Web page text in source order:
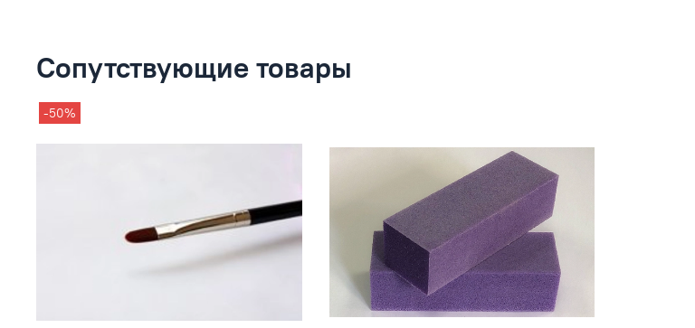
Сопутствующие товары
-50%